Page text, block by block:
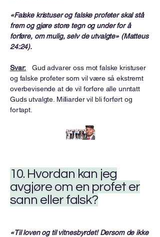
«Falske kristuser og falske profeter skal stå
frem og gjøre store tegn og under for å
forføre, om mulig, selv de utvalgte» (Matteus
24:24).
Svar: Gud advarer oss mot falske kristuser
og falske profeter som vil være så ekstremt
overbevisende at de vil forføre alle unntatt
Guds utvalgte. Milliarder vil bli forført og
fortapt.
10. Hvordan kan jeg
avgjøre om en profet er
sann eller falsk?
«Til loven og til vitnesbyrdet! Dersom de ikke